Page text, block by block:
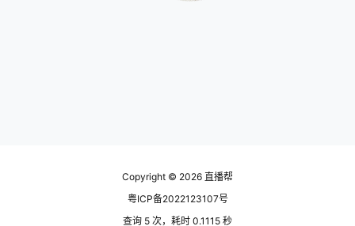
Copyright © 2026 直播帮
粤ICP备2022123107号
查询 5 次，耗时 0.1115 秒